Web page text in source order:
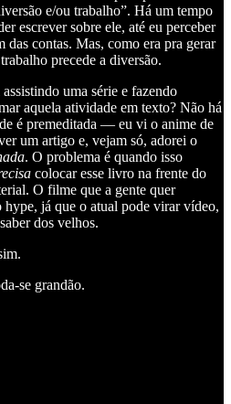
e/ou trabalho”. Há um tempo
escrever sobre ele, até eu perceber
contas. Mas, como era pra gerar
precede a diversão.
uma série e fazendo
aquela atividade em texto? Não há
é premeditada — eu vi o anime de
um artigo e, vejam só, adorei o
. O problema é quando isso
colocar esse livro na frente do
O filme que a gente quer
hype, já que o atual pode virar vídeo,
dos velhos.
se grandão.